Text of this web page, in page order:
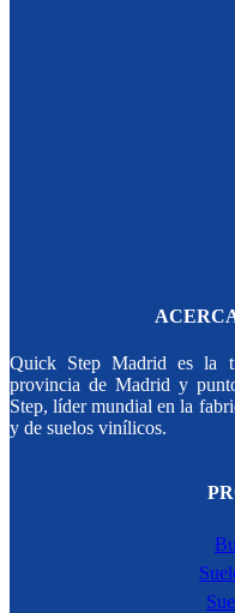
Quick Step Madrid es la
provincia de Madrid y
Step, líder mundial en la
y de suelos vinílicos.